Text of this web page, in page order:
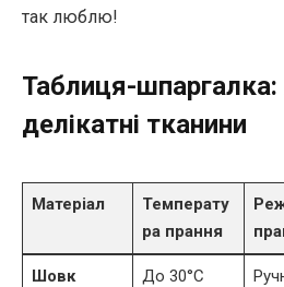
так люблю!
Таблиця-шпаргалка:
делікатні тканини
Матеріал
Температу
ра прання
Шовк До 30°C